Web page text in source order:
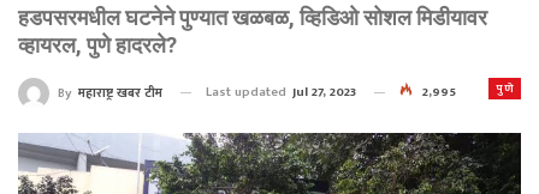
हडपसरमधील घटनेने पुण्यात खळबळ, व्हिडिओ सोशल मिडीयावर
व्हायरल, पुणे हादरले?
पुणे
By महाराष्ट्र खबर टीम Last updated Jul 27, 2023 2,995